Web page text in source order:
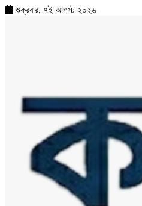
শুক্রবার, ৭ই আগস্ট ২০২৬